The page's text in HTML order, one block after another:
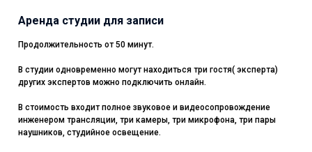
Аренда студии для записи
Продолжительность от 50 минут.
В студии одновременно могут находиться три гостя( эксперта)
других экспертов можно подключить онлайн.
В стоимость входит полное звуковое и видеосопровождение
инженером трансляции, три камеры, три микрофона, три пары
наушников, студийное освещение.